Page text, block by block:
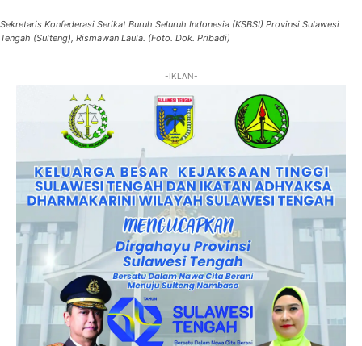
Sekretaris Konfederasi Serikat Buruh Seluruh Indonesia (KSBSI) Provinsi Sulawesi
Tengah (Sulteng), Rismawan Laula. (Foto. Dok. Pribadi)
-IKLAN-